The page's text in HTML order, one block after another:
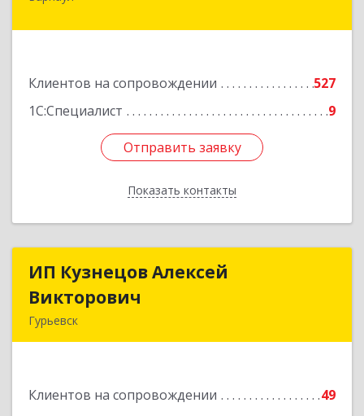
Клиентов на сопровождении
527
1С:Специалист
9
Отправить заявку
Показать контакты
Отправить заявку
Назад
ИП Кузнецов Алексей
Викторович
Гурьевск
Клиентов на сопровождении 49
ИП Кузнецов Алексей
Подробнее